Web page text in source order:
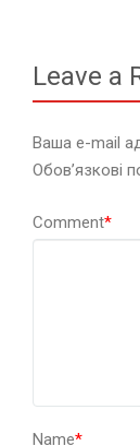
Leave a
Ваша e-mail
Обов’язкові
Comment*
Name*